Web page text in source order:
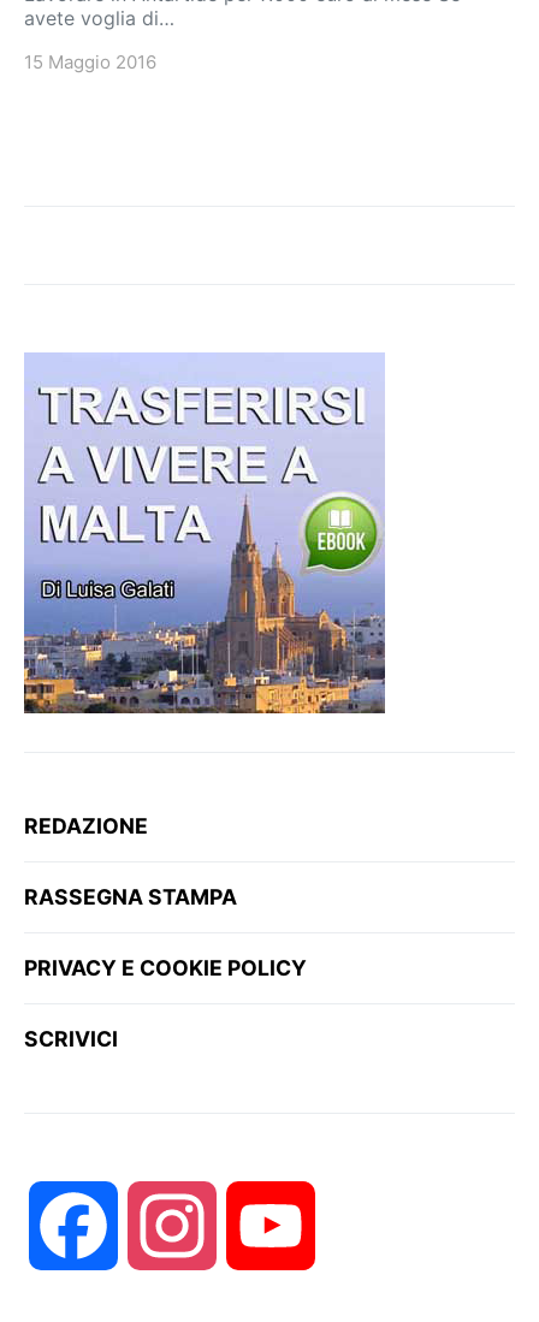
avete voglia di…
15 Maggio 2016
REDAZIONE
RASSEGNA STAMPA
PRIVACY E COOKIE POLICY
SCRIVICI
Facebook Instagram